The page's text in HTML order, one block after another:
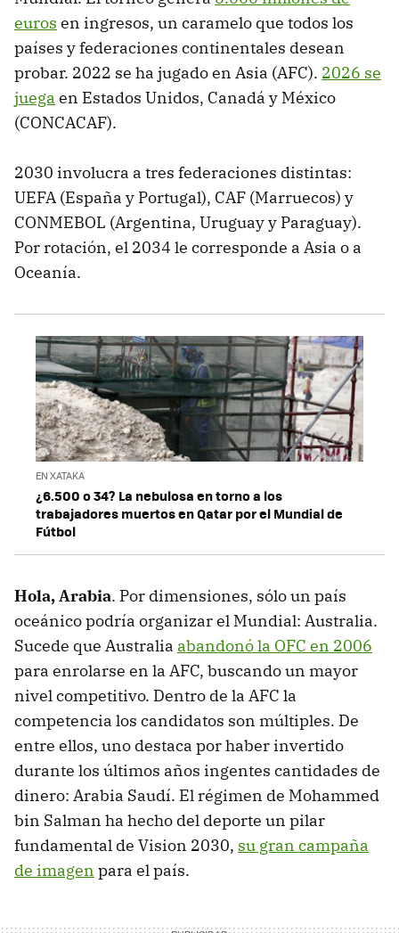
euros en ingresos, un caramelo que todos los
países y federaciones continentales desean
probar. 2022 se ha jugado en Asia (AFC). 2026 se
juega en Estados Unidos, Canadá y México
(CONCACAF).
2030 involucra a tres federaciones distintas:
UEFA (España y Portugal), CAF (Marruecos) y
CONMEBOL (Argentina, Uruguay y Paraguay).
Por rotación, el 2034 le corresponde a Asia o a
Oceanía.
EN XATAKA
¿6.500 o 34? La nebulosa en torno a los
trabajadores muertos en Qatar por el Mundial de
Fútbol
Hola, Arabia. Por dimensiones, sólo un país
oceánico podría organizar el Mundial: Australia.
Sucede que Australia abandonó la OFC en 2006
para enrolarse en la AFC, buscando un mayor
nivel competitivo. Dentro de la AFC la
competencia los candidatos son múltiples. De
entre ellos, uno destaca por haber invertido
durante los últimos años ingentes cantidades de
dinero: Arabia Saudí. El régimen de Mohammed
bin Salman ha hecho del deporte un pilar
fundamental de Vision 2030, su gran campaña
de imagen para el país.